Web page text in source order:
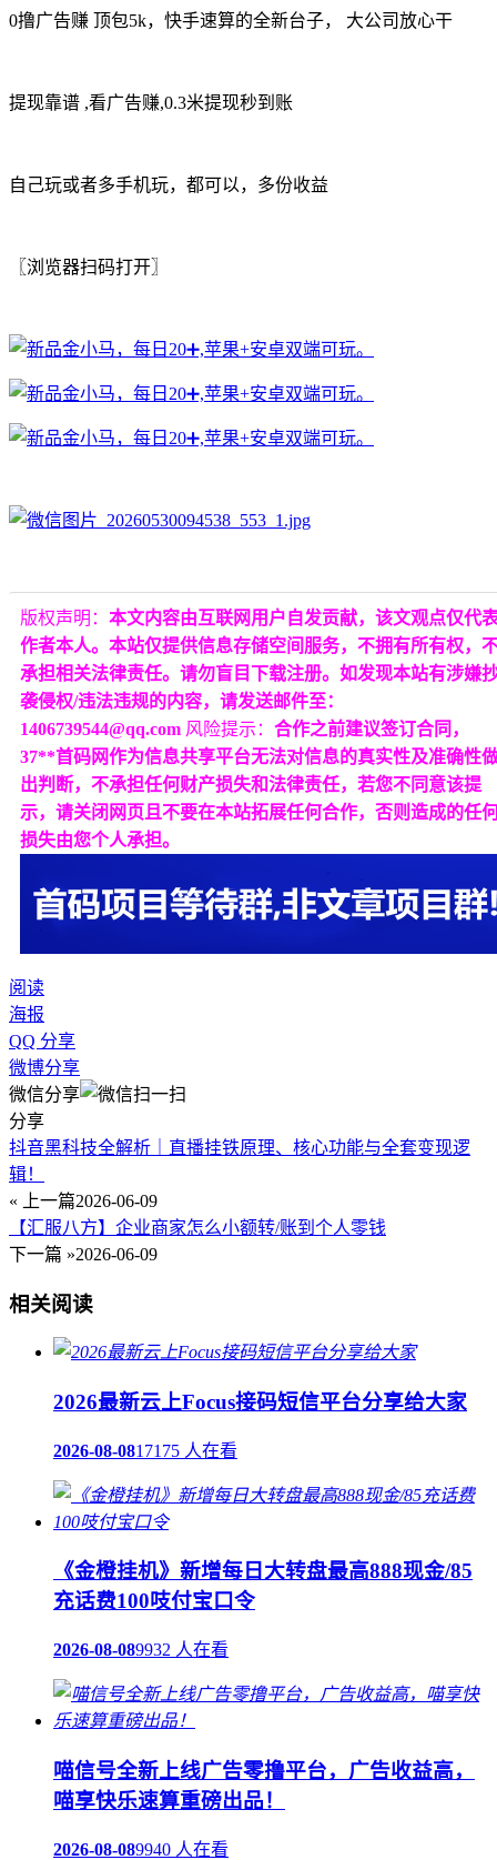
0撸广告赚 顶包5k，快手速算的全新台子， 大公司放心干
提现靠谱 ,看广告赚,0.3米提现秒到账
自己玩或者多手机玩，都可以，多份收益
〖浏览器扫码打开〗
版权声明： 本文内容由互联网用户自发贡献，该文观点仅代
作者本人。本站仅提供信息存储空间服务，不拥有所有权，
承担相关法律责任。请勿盲目下载注册。如发现本站有涉嫌
袭侵权/违法违规的内容，请发送邮件至：
1406739544@qq.com 风险提示： 合作之前建议签订合同，
37**首码网作为信息共享平台无法对信息的真实性及准确性
出判断，不承担任何财产损失和法律责任，若您不同意该提
示，请关闭网页且不要在本站拓展任何合作，否则造成的任
损失由您个人承担。
阅读
海报
QQ 分享
微博分享
微信分享
分享
抖音黑科技全解析｜直播挂铁原理、核心功能与全套变现逻
辑！
« 上一篇2026-06-09
【汇服八方】企业商家怎么小额转/账到个人零钱
下一篇 »2026-06-09
相关阅读
2026最新云上Focus接码短信平台分享给大家
2026-08-0817175 人在看
《金橙挂机》新增每日大转盘最高888现金/85
充话费100吱付宝口令
2026-08-089932 人在看
喵信号全新上线广告零撸平台，广告收益高，
喵享快乐速算重磅出品！
2026-08-089940 人在看